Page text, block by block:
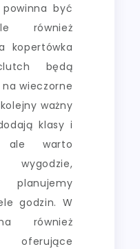
być
również
kopertówka
będą
wieczorne
ważny
klasy i
ale warto
planujemy
godzin. W
również
oferujące